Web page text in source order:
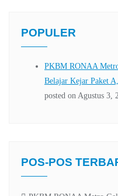
POPULER
POS-POS